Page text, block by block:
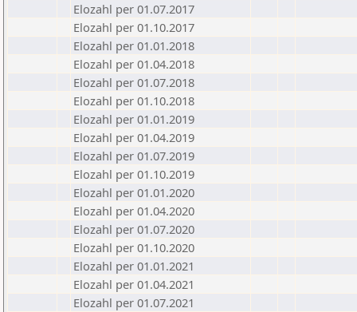
Elozahl per 01.07.2017
Elozahl per 01.10.2017
Elozahl per 01.01.2018
Elozahl per 01.04.2018
Elozahl per 01.07.2018
Elozahl per 01.10.2018
Elozahl per 01.01.2019
Elozahl per 01.04.2019
Elozahl per 01.07.2019
Elozahl per 01.10.2019
Elozahl per 01.01.2020
Elozahl per 01.04.2020
Elozahl per 01.07.2020
Elozahl per 01.10.2020
Elozahl per 01.01.2021
Elozahl per 01.04.2021
Elozahl per 01.07.2021